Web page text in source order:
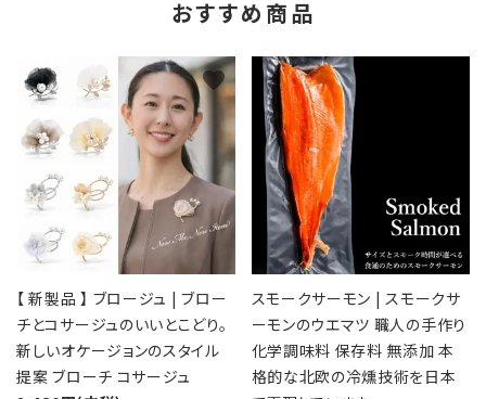
おすすめ商品
【 新製品 】 ブロージュ | ブロー
チとコサージュのいいとこどり。
新しいオケージョンのスタイル
提案 ブローチ コサージュ
favorite
スモークサーモン | スモークサ
ーモンのウエマツ 職人の手作り
化学調味料 保存料 無添加 本
格的な北欧の冷燻技術を日本